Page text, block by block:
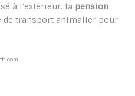
à l'extérieur. la pension
de transport animalier pour